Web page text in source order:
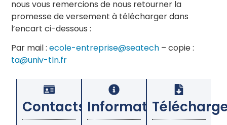
nous vous remercions de nous retourner la
promesse de versement à télécharger dans
l’encart ci-dessous :
Par mail :ecole-entreprise@seatech – copie :
ta@univ-tln.fr
Contacts Informations